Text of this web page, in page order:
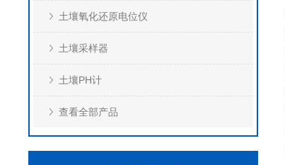
土壤氧化还原电位仪
土壤采样器
土壤PH计
查看全部产品